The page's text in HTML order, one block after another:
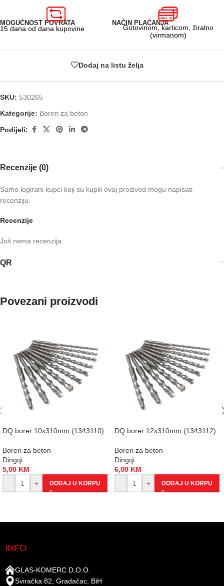
MOGUĆNOST POVRATA
15 dana od dana kupovine
NAČIN PLAĆANJA
Gotovinom, karticom, žiralno
(virmanom)
Dodaj na listu želja
SKU: 530265
Kategorije: Boreri za beton
Podijeli:
Recenzije (0)
Recenzije
Još nema recenzija.
Samo logirani kupci koji su kupili ovaj proizvod mogu napisati
recenziju.
QR
Povezani proizvodi
DQ borer 10x310mm (1343110)
Boreri za beton
Dingqi
5,00 KM
-
+ DODAJ U KORPU
DQ borer 12x310mm (1343112)
Boreri za beton
Dingqi
6,00 KM
-
+ DODAJ U KORPU
INFO
GLAS-KOMERC D.O.O.
Sviračka 82, Gradačac, BiH